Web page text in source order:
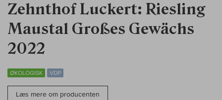
Zehnthof Luckert: Riesling
Maustal Großes Gewächs
2022
ØKOLOGISK VDP
Læs mere om producenten